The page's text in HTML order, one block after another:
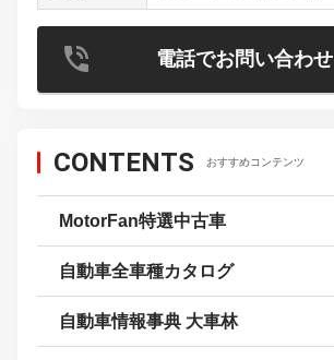
電話でお問い合わせ
CONTENTS おすすめコンテンツ
MotorFan特選中古車
自動車全車種カタログ
自動車情報事典 大車林